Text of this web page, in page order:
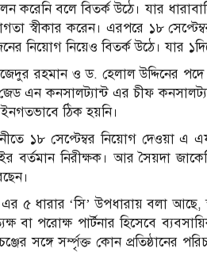
করেনি বলে বিতর্ক উঠে। যার
স্বীকার করেন। এরপরে ১৮
নিয়োগ নিয়েও বিতর্ক উঠে। যার
রহমান ও ড. হেলাল উদ্দিনের
এন কনসালট্যান্ট এর চীফ
ঠিক হয়নি।
১৮ সেপ্টেম্বর নিয়োগ দেওয়া এ এফ
বর্তমান নিরীক্ষক। আর সৈয়দা
ধারার ‘সি’ উপধারায় বলা আছে,
বা পরোক্ষ পার্টনার হিসেবে
সঙ্গে সর্ম্পৃক্ত কোন প্রতিষ্ঠানের